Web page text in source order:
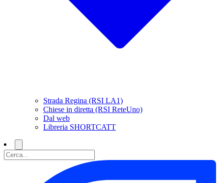
Strada Regina (RSI LA1)
Chiese in diretta (RSI ReteUno)
Dal web
Libreria SHORTCATT